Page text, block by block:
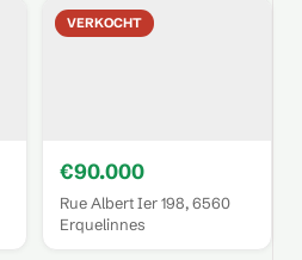
VERKOCHT
€90.000
Rue Albert Ier 198, 6560
Erquelinnes